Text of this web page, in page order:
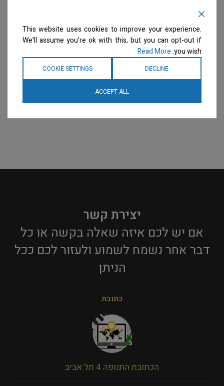
בגדי עבודה
המחיר ייחשף רק לבעלי
מספרות רשומיםצרו קשר
למידע נוסף
בגדי עבודה
המחיר ייחשף רק לבעלי
למידע נוסף
יצירת קשר
אם יש לכם איזה שאלה בקשה או כל
דבר אחר נשמח לשמוע ולעזור לכם ככל
הניתן​
כתובת
הכתובת התנופה 4 תל אביב
This website uses cookies to improve your experience.
We'll assume you're ok with this, but you can opt-out if
you wish.
Read More
DECLINE
COOKIE SETTINGS
ACCEPT ALL